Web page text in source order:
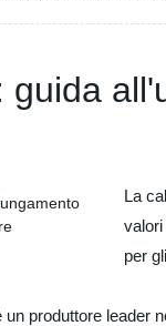
La
per
produttore